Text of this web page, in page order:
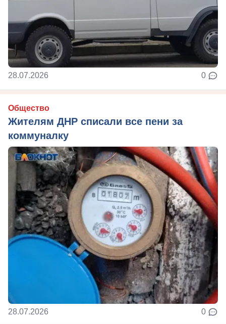
28.07.2026 0
Общество
Жителям ДНР списали все пени за
коммуналку
28.07.2026 0